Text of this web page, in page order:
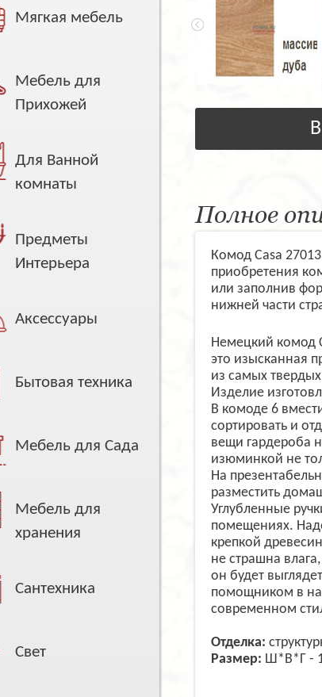
Мягкая мебель
Мебель для
Прихожей
Для Ванной
комнаты
Предметы
Интерьера
Аксессуары
Бытовая техника
Мебель для Сада
Мебель для
хранения
Сантехника
Свет
Полное
Комод Casa
приобретения
или заполнив
нижней части
Немецкий комод
это изысканная
из самых
Изделие
В комоде 6
сортировать и
вещи гардероба
изюминкой не
На
разместить
Углубленные
помещениях.
крепкой
не страшна
он будет
помощником в
современном
Отделка:
Размер: Ш*В*Г -